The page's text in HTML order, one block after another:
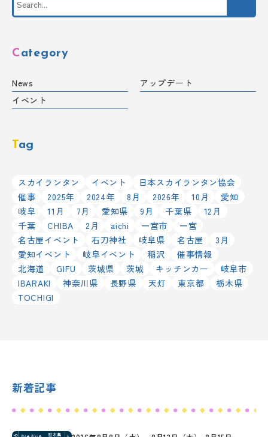
Category
News
アップデート
イベント
Tag
スカイランタン イベント
日本スカイランタン協会
催事
2025年 2024年 8月 2026年 10月
愛知
岐阜
11月 7月 愛知県 9月 千葉県
12月
千葉
CHIBA 2月 aichi 一宮市
一宮
名古屋イベント
石刀神社 岐阜県 名古屋
3月
愛知イベント
岐阜イベント 稲沢
催事情報
北海道
GIFU 茨城県 茨城 キッチンカー
岐阜市
IBARAKI
神奈川県 長野県 天灯 東京都
栃木県
TOCHIGI
新着記事